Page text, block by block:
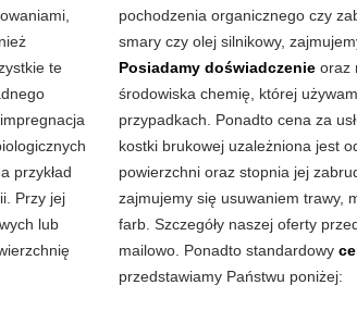
te
przykład
Przy jej
lub
pochodzenia organicznego czy
smary czy olej silnikowy,
Posiadamy doświadczenie oraz
środowiska chemię, której
przypadkach. Ponadto cena za
kostki brukowej uzależniona jest
powierzchni oraz stopnia jej
zajmujemy się usuwaniem trawy,
farb. Szczegóły naszej oferty
mailowo. Ponadto standardowy
przedstawiamy Państwu poniżej: